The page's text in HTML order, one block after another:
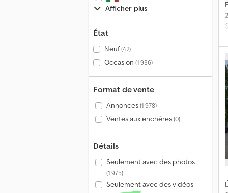
Afficher plus
État
Neuf(42)
Occasion (1 936)
Format de vente
Annonces(1 978)
Ventes aux enchères(0)
Détails
Seulement avec des photos
(1 975)
Seulement avec des vidéos